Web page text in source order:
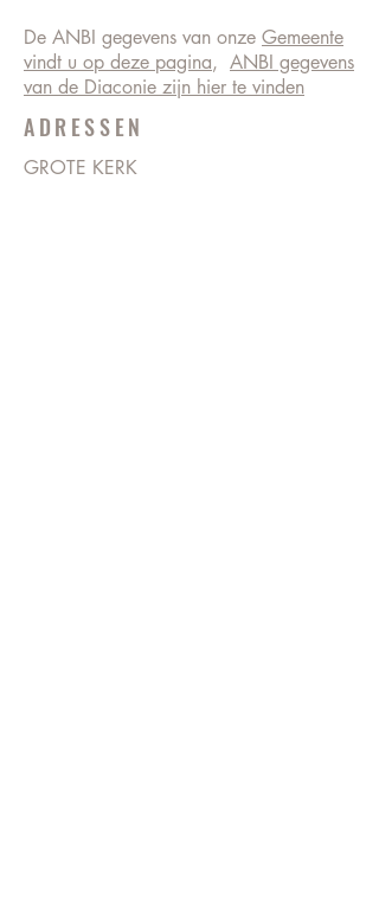
De ANBI gegevens van onze Gemeente
vindt u op deze pagina, ANBI gegevens
van de Diaconie zijn hier te vinden
ADRESSEN
GROTE KERK